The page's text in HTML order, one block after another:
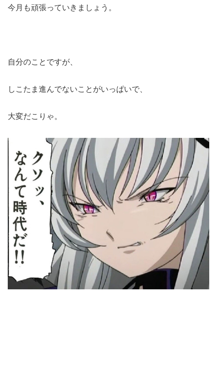
今月も頑張っていきましょう。
自分のことですが、
しこたま進んでないことがいっぱいで、
大変だこりゃ。